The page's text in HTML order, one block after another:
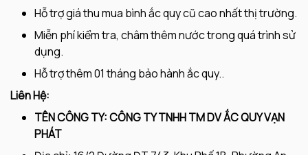
Hỗ trợ giá thu mua bình ắc quy cũ cao nhất thị trường.
Miễn phí kiểm tra, châm thêm nước trong quá trình sử
dụng.
Hỗ trợ thêm 01 tháng bảo hành ắc quy..
Liên Hệ:
TÊN CÔNG TY: CÔNG TY TNHH TM DV ẮC QUY VẠN
PHÁT